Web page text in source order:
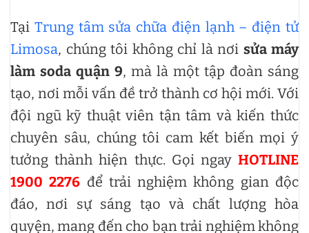
Tại Trung tâm sửa chữa điện lạnh – điện tử
Limosa, chúng tôi không chỉ là nơi sửa máy
làm soda quận 9, mà là một tập đoàn sáng
tạo, nơi mỗi vấn đề trở thành cơ hội mới. Với
đội ngũ kỹ thuật viên tận tâm và kiến thức
chuyên sâu, chúng tôi cam kết biến mọi ý
tưởng thành hiện thực. Gọi ngay HOTLINE
1900 2276 để trải nghiệm không gian độc
đáo, nơi sự sáng tạo và chất lượng hòa
quyện, mang đến cho bạn trải nghiệm không